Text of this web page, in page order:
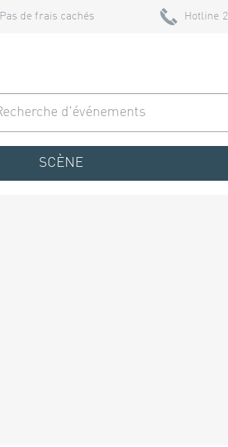
Pas de frais cachés Hotline
SCÈNE